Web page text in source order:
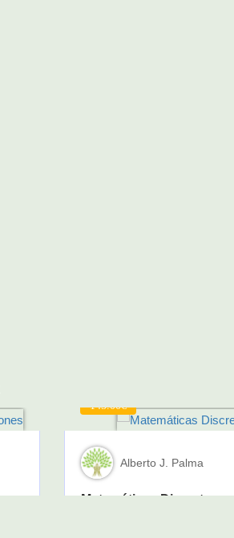
145.00€
Alberto J. Palma
Matemáticas Discretas